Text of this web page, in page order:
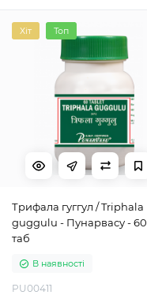
Хіт Топ
Трифала гуггул / Triphala
guggulu - Пунарвасу - 60
таб
В наявності
PU00411